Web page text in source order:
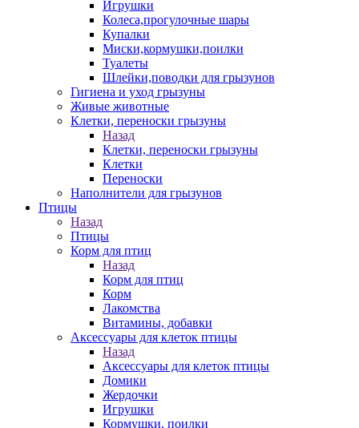
Игрушки
Колеса,прогулочные шары
Купалки
Миски,кормушки,поилки
Туалеты
Шлейки,поводки для грызунов
Гигиена и уход грызуны
Живые животные
Клетки, переноски грызуны
Назад
Клетки, переноски грызуны
Клетки
Переноски
Наполнители для грызунов
Птицы
Назад
Птицы
Корм для птиц
Назад
Корм для птиц
Корм
Лакомства
Витамины, добавки
Аксессуары для клеток птицы
Назад
Аксессуары для клеток птицы
Домики
Жердочки
Игрушки
Кормушки, поилки